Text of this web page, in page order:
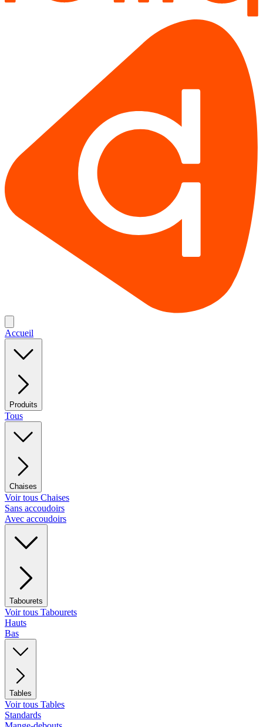
Accueil
Produits
Tous
Chaises
Voir tous Chaises
Sans accoudoirs
Avec accoudoirs
Tabourets
Voir tous Tabourets
Hauts
Bas
Tables
Voir tous Tables
Standards